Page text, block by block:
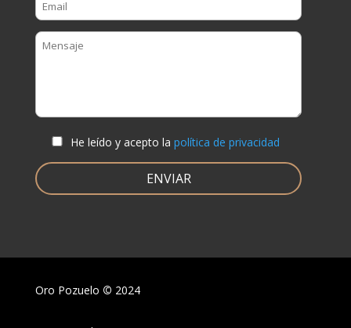
He leído y acepto la política de privacidad
Oro Pozuelo © 2024